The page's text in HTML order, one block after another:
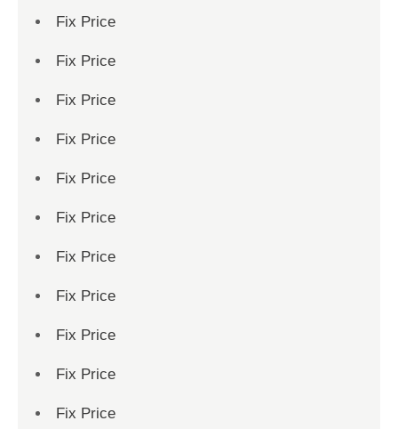
Fix Price
Fix Price
Fix Price
Fix Price
Fix Price
Fix Price
Fix Price
Fix Price
Fix Price
Fix Price
Fix Price